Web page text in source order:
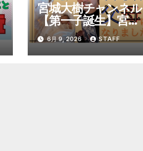
宮城大樹チャンネル
【第一子誕生】宮城
大樹、みゆちゃん、
父母になりました。
6月 9, 2026 STAFF